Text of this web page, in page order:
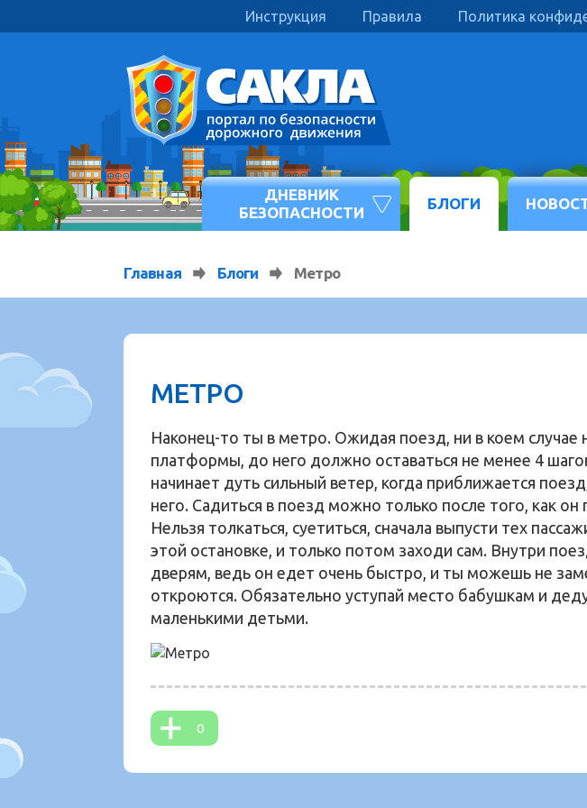
Инструкция Правила Политика
ДНЕВНИК
БЕЗОПАСНОСТИ
БЛОГИ
Главная Блоги Метро
МЕТРО
Наконец-то ты в метро. Ожидая поезд, ни в коем случае
платформы, до него должно оставаться не менее 4
начинает дуть сильный ветер, когда приближается
него. Садиться в поезд можно только после того, как он
Нельзя толкаться, суетиться, сначала выпусти тех
этой остановке, и только потом заходи сам. Внутри
дверям, ведь он едет очень быстро, и ты можешь не
откроются. Обязательно уступай место бабушкам и
маленькими детьми.
0